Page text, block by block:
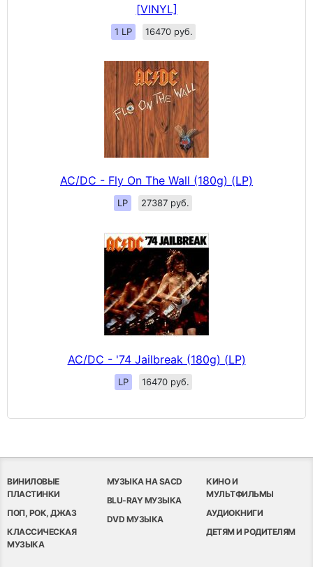
[VINYL]
1 LP 16470 руб.
AC/DC - Fly On The Wall (180g) (LP)
LP 27387 руб.
AC/DC - '74 Jailbreak (180g) (LP)
LP 16470 руб.
ВИНИЛОВЫЕ
ПЛАСТИНКИ
ПОП, РОК, ДЖАЗ
КЛАССИЧЕСКАЯ
МУЗЫКА
МУЗЫКА НА SACD
BLU-RAY МУЗЫКА
DVD МУЗЫКА
КИНО И
МУЛЬТФИЛЬМЫ
АУДИОКНИГИ
ДЕТЯМ И РОДИТЕЛЯМ